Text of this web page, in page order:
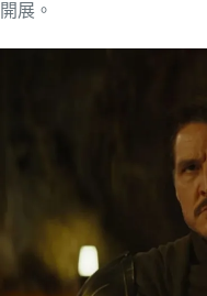
開展。